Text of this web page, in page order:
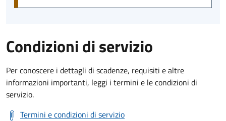
Condizioni di servizio
Per conoscere i dettagli di scadenze, requisiti e altre
informazioni importanti, leggi i termini e le condizioni di
servizio.
Termini e condizioni di servizio